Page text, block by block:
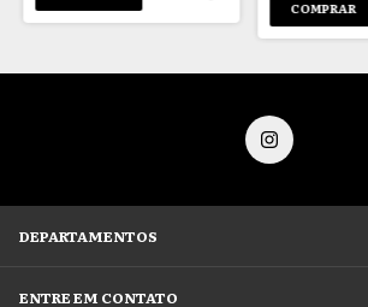
DEPARTAMENTOS
ENTRE EM CONTATO